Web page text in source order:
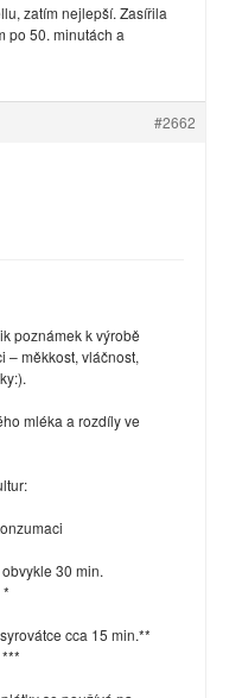
zatím nejlepší. Zasířila
po 50. minutách a
#2662
poznámek k výrobě
– měkkost, vláčnost,
mléka a rozdíly ve
30 min.
cca 15 min.**